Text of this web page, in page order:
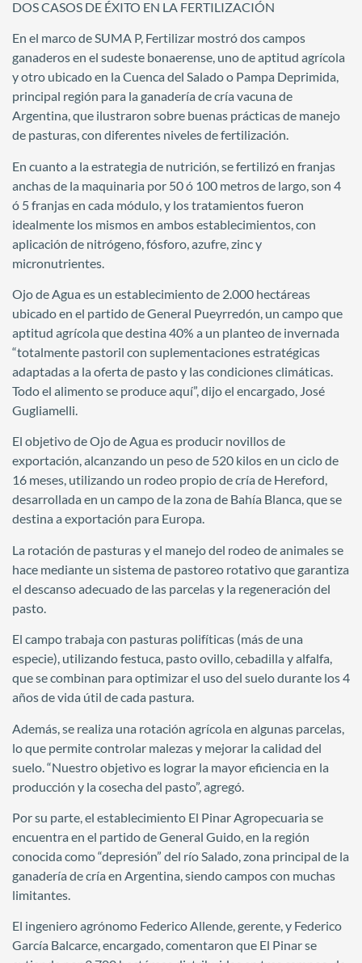
DOS CASOS DE ÉXITO EN LA FERTILIZACIÓN
En el marco de SUMA P, Fertilizar mostró dos campos
ganaderos en el sudeste bonaerense, uno de aptitud agrícola
y otro ubicado en la Cuenca del Salado o Pampa Deprimida,
principal región para la ganadería de cría vacuna de
Argentina, que ilustraron sobre buenas prácticas de manejo
de pasturas, con diferentes niveles de fertilización.
En cuanto a la estrategia de nutrición, se fertilizó en franjas
anchas de la maquinaria por 50 ó 100 metros de largo, son 4
ó 5 franjas en cada módulo, y los tratamientos fueron
idealmente los mismos en ambos establecimientos, con
aplicación de nitrógeno, fósforo, azufre, zinc y
micronutrientes.
Ojo de Agua es un establecimiento de 2.000 hectáreas
ubicado en el partido de General Pueyrredón, un campo que
aptitud agrícola que destina 40% a un planteo de invernada
“totalmente pastoril con suplementaciones estratégicas
adaptadas a la oferta de pasto y las condiciones climáticas.
Todo el alimento se produce aquí”, dijo el encargado, José
Gugliamelli.
El objetivo de Ojo de Agua es producir novillos de
exportación, alcanzando un peso de 520 kilos en un ciclo de
16 meses, utilizando un rodeo propio de cría de Hereford,
desarrollada en un campo de la zona de Bahía Blanca, que se
destina a exportación para Europa.
La rotación de pasturas y el manejo del rodeo de animales se
hace mediante un sistema de pastoreo rotativo que garantiza
el descanso adecuado de las parcelas y la regeneración del
pasto.
El campo trabaja con pasturas polifíticas (más de una
especie), utilizando festuca, pasto ovillo, cebadilla y alfalfa,
que se combinan para optimizar el uso del suelo durante los 4
años de vida útil de cada pastura.
Además, se realiza una rotación agrícola en algunas parcelas,
lo que permite controlar malezas y mejorar la calidad del
suelo. “Nuestro objetivo es lograr la mayor eficiencia en la
producción y la cosecha del pasto”, agregó.
Por su parte, el establecimiento El Pinar Agropecuaria se
encuentra en el partido de General Guido, en la región
conocida como “depresión” del río Salado, zona principal de la
ganadería de cría en Argentina, siendo campos con muchas
limitantes.
El ingeniero agrónomo Federico Allende, gerente, y Federico
García Balcarce, encargado, comentaron que El Pinar se